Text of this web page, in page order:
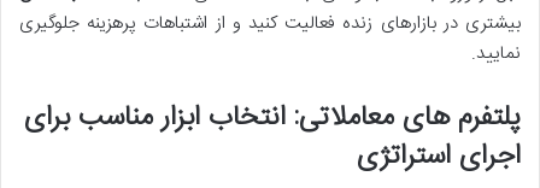
بیشتری در بازارهای زنده فعالیت کنید و از اشتباهات پرهزینه جلوگیری
نمایید.
پلتفرم های معاملاتی: انتخاب ابزار مناسب برای
اجرای استراتژی